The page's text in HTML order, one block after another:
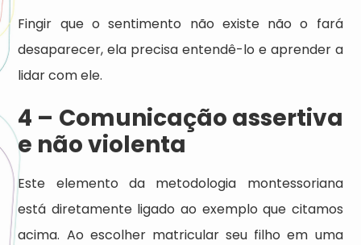
Fingir que o sentimento não existe não o fará
desaparecer, ela precisa entendê-lo e aprender a
lidar com ele.
4 – Comunicação assertiva
e não violenta
Este elemento da metodologia montessoriana
está diretamente ligado ao exemplo que citamos
acima. Ao escolher matricular seu filho em uma